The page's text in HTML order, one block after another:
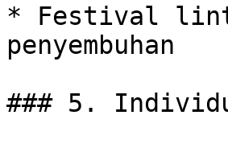
* Festival
penyembuhan
### 5.